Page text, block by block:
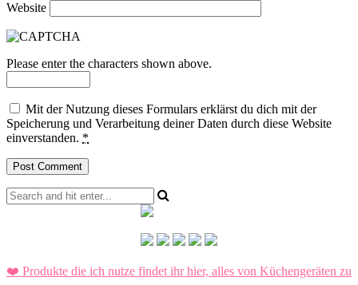
Website
Please enter the characters shown above.
Mit der Nutzung dieses Formulars erklärst du dich mit der
Speicherung und Verarbeitung deiner Daten durch diese Website
einverstanden. *
❤️ Produkte die ich nutze findet ihr hier, alles von Küchengeräten zu